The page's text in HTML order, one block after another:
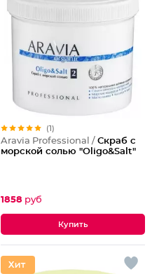
(1)
Aravia Professional / Скраб с
морской солью "Oligo&Salt"
1858 руб